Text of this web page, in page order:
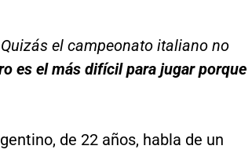
el campeonato italiano no
es el más difícil para jugar porque
de 22 años, habla de un